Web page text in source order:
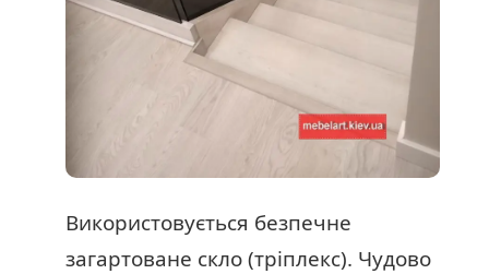
Використовується безпечне
загартоване скло (тріплекс). Чудово